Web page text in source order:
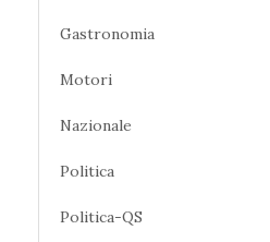
Gastronomia
Motori
Nazionale
Politica
Politica-QS